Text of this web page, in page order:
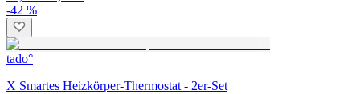
-42 %
tado°
X Smartes Heizkörper-Thermostat - 2er-Set